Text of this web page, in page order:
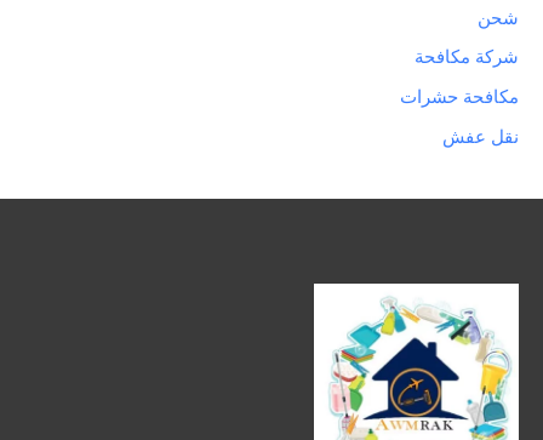
شحن
شركة مكافحة
مكافحة حشرات
نقل عفش